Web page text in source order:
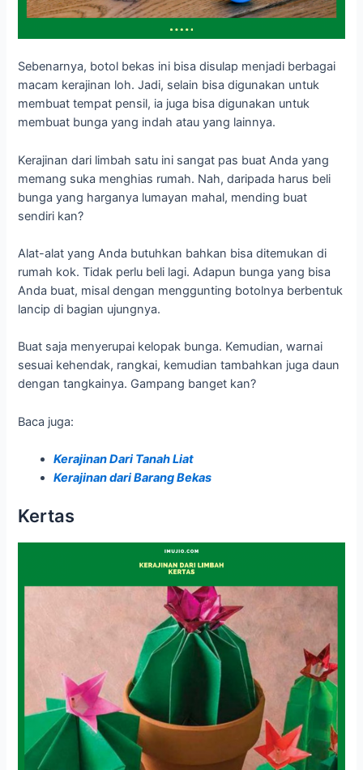
Sebenarnya, botol bekas ini bisa disulap menjadi berbagai
macam kerajinan loh. Jadi, selain bisa digunakan untuk
membuat tempat pensil, ia juga bisa digunakan untuk
membuat bunga yang indah atau yang lainnya.
Kerajinan dari limbah satu ini sangat pas buat Anda yang
memang suka menghias rumah. Nah, daripada harus beli
bunga yang harganya lumayan mahal, mending buat
sendiri kan?
Alat-alat yang Anda butuhkan bahkan bisa ditemukan di
rumah kok. Tidak perlu beli lagi. Adapun bunga yang bisa
Anda buat, misal dengan menggunting botolnya berbentuk
lancip di bagian ujungnya.
Buat saja menyerupai kelopak bunga. Kemudian, warnai
sesuai kehendak, rangkai, kemudian tambahkan juga daun
dengan tangkainya. Gampang banget kan?
Baca juga:
Kerajinan Dari Tanah Liat
Kerajinan dari Barang Bekas
Kertas